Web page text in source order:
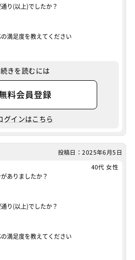
り(以上)でしたか？
満足度を教えてください
続きを読むには
料会員登録
グインはこちら
投稿日：2025年6月5日
40代 女性
ありましたか？
り(以上)でしたか？
満足度を教えてください